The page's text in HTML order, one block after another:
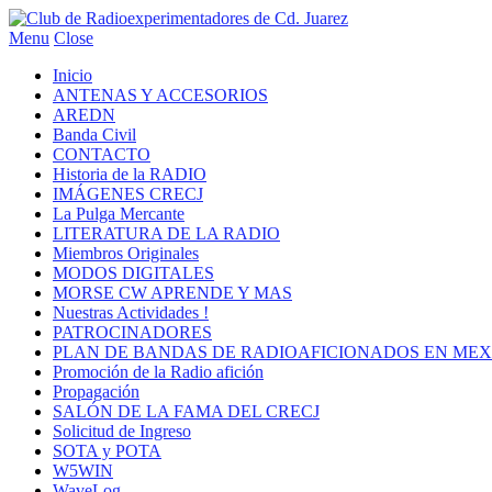
Menu Close
Inicio
ANTENAS Y ACCESORIOS
AREDN
Banda Civil
CONTACTO
Historia de la RADIO
IMÁGENES CRECJ
La Pulga Mercante
LITERATURA DE LA RADIO
Miembros Originales
MODOS DIGITALES
MORSE CW APRENDE Y MAS
Nuestras Actividades !
PATROCINADORES
PLAN DE BANDAS DE RADIOAFICIONADOS EN
Promoción de la Radio afición
Propagación
SALÓN DE LA FAMA DEL CRECJ
Solicitud de Ingreso
SOTA y POTA
W5WIN